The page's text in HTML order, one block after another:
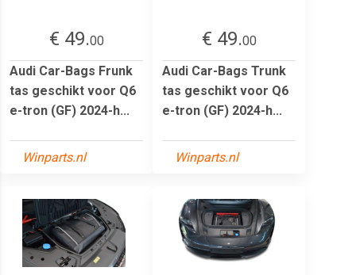
€ 49.00
Audi Car-Bags Frunk
tas geschikt voor Q6
e-tron (GF) 2024-h...
Winparts.nl
€ 49.00
Audi Car-Bags Trunk
tas geschikt voor Q6
e-tron (GF) 2024-h...
Winparts.nl